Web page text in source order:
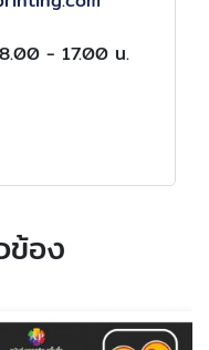
8.00 - 17.00 น.
ข้อง